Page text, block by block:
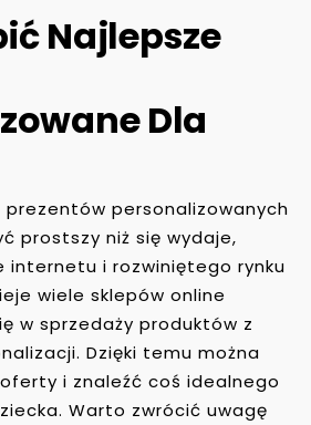
Najlepsze
Dla
prezentów personalizowanych
prostszy niż się wydaje,
internetu i rozwiniętego rynku
wiele sklepów online
w sprzedaży produktów z
Dzięki temu można
i znaleźć coś idealnego
Warto zwrócić uwagę